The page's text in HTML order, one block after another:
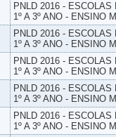
PNLD 2016 -
1º A 3º ANO - ENSINO
PNLD 2016 -
1º A 3º ANO - ENSINO
PNLD 2016 -
1º A 3º ANO - ENSINO
PNLD 2016 -
1º A 3º ANO - ENSINO
PNLD 2016 -
1º A 3º ANO - ENSINO